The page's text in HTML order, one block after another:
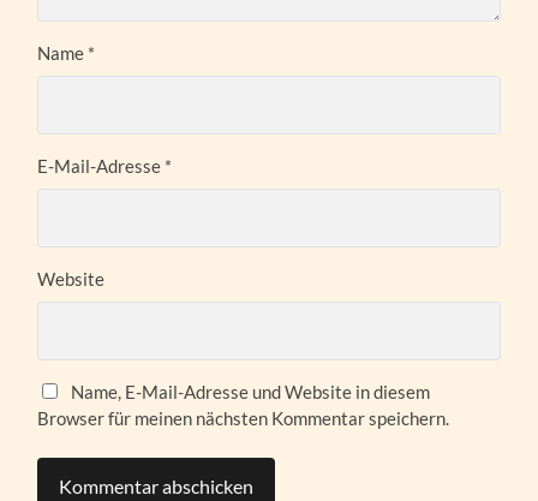
Name *
E-Mail-Adresse *
Website
Name, E-Mail-Adresse und Website in diesem
Browser für meinen nächsten Kommentar speichern.